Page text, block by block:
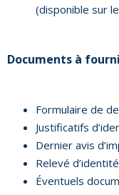
(disponible sur
Documents à
Formulaire de
Justificatifs
Dernier avis
Relevé
Éventuels